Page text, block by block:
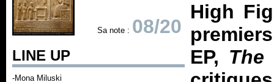
Sa note : 08/20
LINE UP
-Mona Miluski
High
EP, The